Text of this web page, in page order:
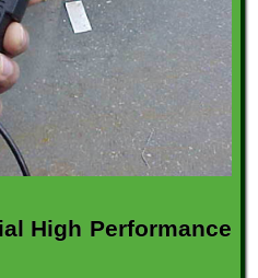
High Performance